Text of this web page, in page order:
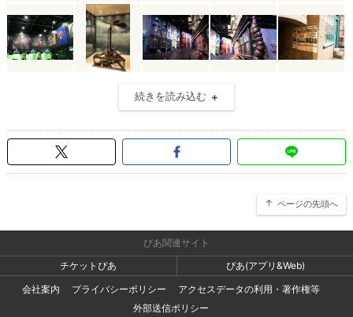
続きを読み込む
ページの先頭へ
ぴあ関連サイト
チケットぴあ
ぴあ(アプリ&Web)
会社案内
プライバシーポリシー
アクセスデータの利用・著作権等
外部送信ポリシー